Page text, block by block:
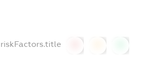
riskFactors.title